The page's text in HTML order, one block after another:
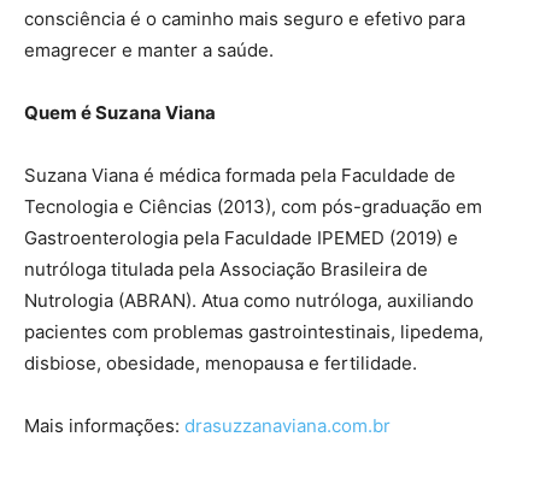
consciência é o caminho mais seguro e efetivo para
emagrecer e manter a saúde.
Quem é Suzana Viana
Suzana Viana é médica formada pela Faculdade de
Tecnologia e Ciências (2013), com pós-graduação em
Gastroenterologia pela Faculdade IPEMED (2019) e
nutróloga titulada pela Associação Brasileira de
Nutrologia (ABRAN). Atua como nutróloga, auxiliando
pacientes com problemas gastrointestinais, lipedema,
disbiose, obesidade, menopausa e fertilidade.
Mais informações: drasuzzanaviana.com.br